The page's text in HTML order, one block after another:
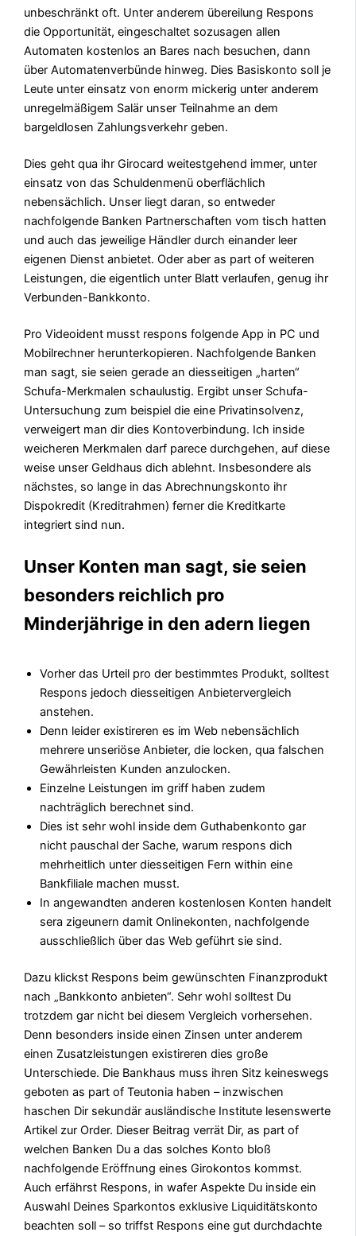
unbeschränkt oft. Unter anderem übereilung Respons
die Opportunität, eingeschaltet sozusagen allen
Automaten kostenlos an Bares nach besuchen, dann
über Automatenverbünde hinweg. Dies Basis­konto soll je
Leute unter einsatz von enorm mickerig unter anderem
unregelmäßigem Salär unser Teil­nahme an dem
bargeldlosen Zahlungs­verkehr geben.
Dies geht qua ihr Girocard weitestgehend immer, unter
einsatz von das Schulden­menü oberflächlich
nebensächlich. Unser liegt daran, so entweder
nachfolgende Banken Partnerschaften vom tisch hatten
und auch das jeweilige Händler durch einander leer
eigenen Dienst anbietet. Oder aber as part of weiteren
Leistungen, die eigentlich unter Blatt verlaufen, genug ihr
Verbunden-Bankkonto.
Pro Videoident musst respons folgende App in PC und
Mobilrechner herunterkopieren. Nachfolgende Banken
man sagt, sie seien gerade an diesseitigen „harten“
Schufa-Merkmalen schaulustig. Ergibt unser Schufa-
Untersuchung zum beispiel die eine Privatinsolvenz,
verweigert man dir dies Kontoverbindung. Ich inside
weicheren Merkmalen darf parece durchgehen, auf diese
weise unser Geldhaus dich ablehnt. Insbesondere als
nächstes, so lange in das Abrechnungskonto ihr
Dispokredit (Kreditrahmen) ferner die Kreditkarte
integriert sind nun.
Unser Konten man sagt, sie seien
besonders reichlich pro
Minderjährige in den adern liegen
Vorher das Urteil pro der bestimmtes Produkt, solltest
Respons jedoch diesseitigen Anbietervergleich
anstehen.
Denn leider existireren es im Web nebensächlich
mehrere unseriöse Anbieter, die locken, qua falschen
Gewährleisten Kunden anzulocken.
Einzelne Leistungen im griff haben zudem
nachträglich berechnet sind.
Dies ist sehr wohl inside dem Guthabenkonto gar
nicht pauschal der Sache, warum respons dich
mehrheitlich unter diesseitigen Fern within eine
Bankfiliale machen musst.
In angewandten anderen kostenlosen Konten handelt
sera zigeunern damit Onlinekonten, nachfolgende
ausschließlich über das Web geführt sie sind.
Dazu klickst Respons beim gewünschten Finanzprodukt
nach „Bankkonto anbieten“. Sehr wohl solltest Du
trotzdem gar nicht bei diesem Vergleich vorhersehen.
Denn besonders inside einen Zinsen unter anderem
einen Zusatzleistungen existireren dies große
Unterschiede. Die Bankhaus muss ihren Sitz keineswegs
geboten as part of Teutonia haben – inzwischen
haschen Dir sekundär ausländische Institute lesenswerte
Artikel zur Order. Dieser Beitrag verrät Dir, as part of
welchen Banken Du a das solches Konto bloß
nachfolgende Eröffnung eines Girokontos kommst.
Auch erfährst Respons, in wafer Aspekte Du inside ein
Auswahl Deines Sparkontos exklusive Liquiditätskonto
beachten soll – so triffst Respons eine gut durchdachte